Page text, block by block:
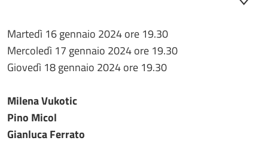
Martedì 16 gennaio 2024 ore 19.30
Mercoledì 17 gennaio 2024 ore 19.30
Giovedì 18 gennaio 2024 ore 19.30
Milena Vukotic
Pino Micol
Gianluca Ferrato